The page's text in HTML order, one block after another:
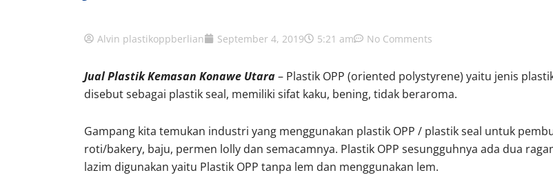
Alvin plastikoppberlian September 4, 2019 5:21 am No Comments
Jual Plastik Kemasan Konawe Utara– Plastik OPP (oriented polystyrene) yaitu jenis
disebut sebagai plastik seal, memiliki sifat kaku, bening, tidak beraroma.
Gampang kita temukan industri yang menggunakan plastik OPP / plastik seal untuk
roti/bakery, baju, permen lolly dan semacamnya. Plastik OPP sesungguhnya ada dua
lazim digunakan yaitu Plastik OPP tanpa lem dan menggunakan lem.